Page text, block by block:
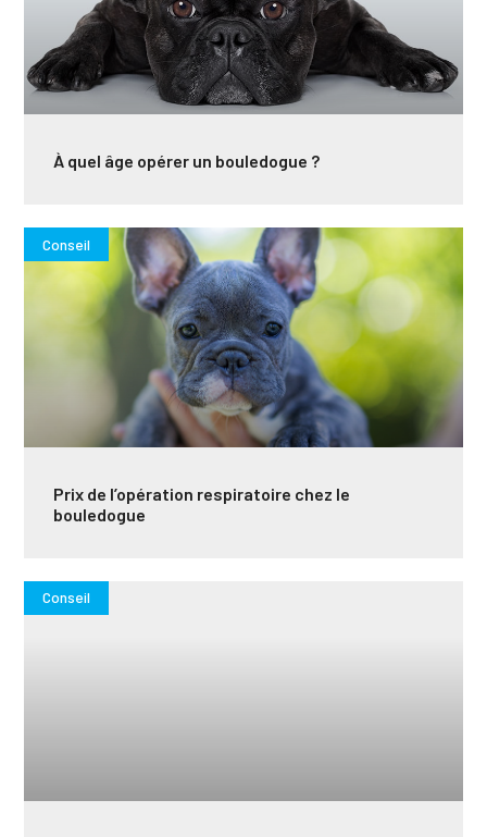
À quel âge opérer un bouledogue ?
Conseil
Prix de l’opération respiratoire chez le
bouledogue
Conseil